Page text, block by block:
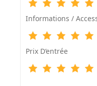
Informations /
Prix D‘entrée